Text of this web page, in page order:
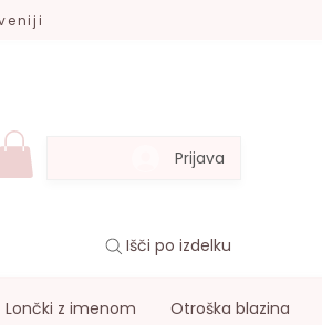
Prijava
Išči po izdelku
Lončki z imenom Otroška blazina